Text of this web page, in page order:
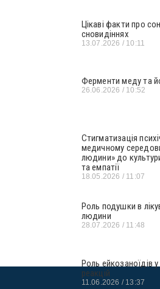
Цікаві факти про
сновидіннях
13.07.2026 10:11
Ферменти меду та
26.06.2026 10:52
Стигматизація
медичному
людини» до
та емпатії
18.05.2026 11:07
Роль подушки в
людини
28.07.2026 11:48
Роль ейкозаноїдів
реакцій
11.06.2026 13:37